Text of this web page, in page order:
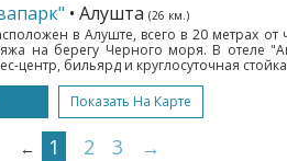
• Алушта (26 км.)
в Алуште, всего в 20 метрах от
на берегу Черного моря. В отеле
центр, бильярд и круглосуточная
Показать На Карте
← 1 2 3 →